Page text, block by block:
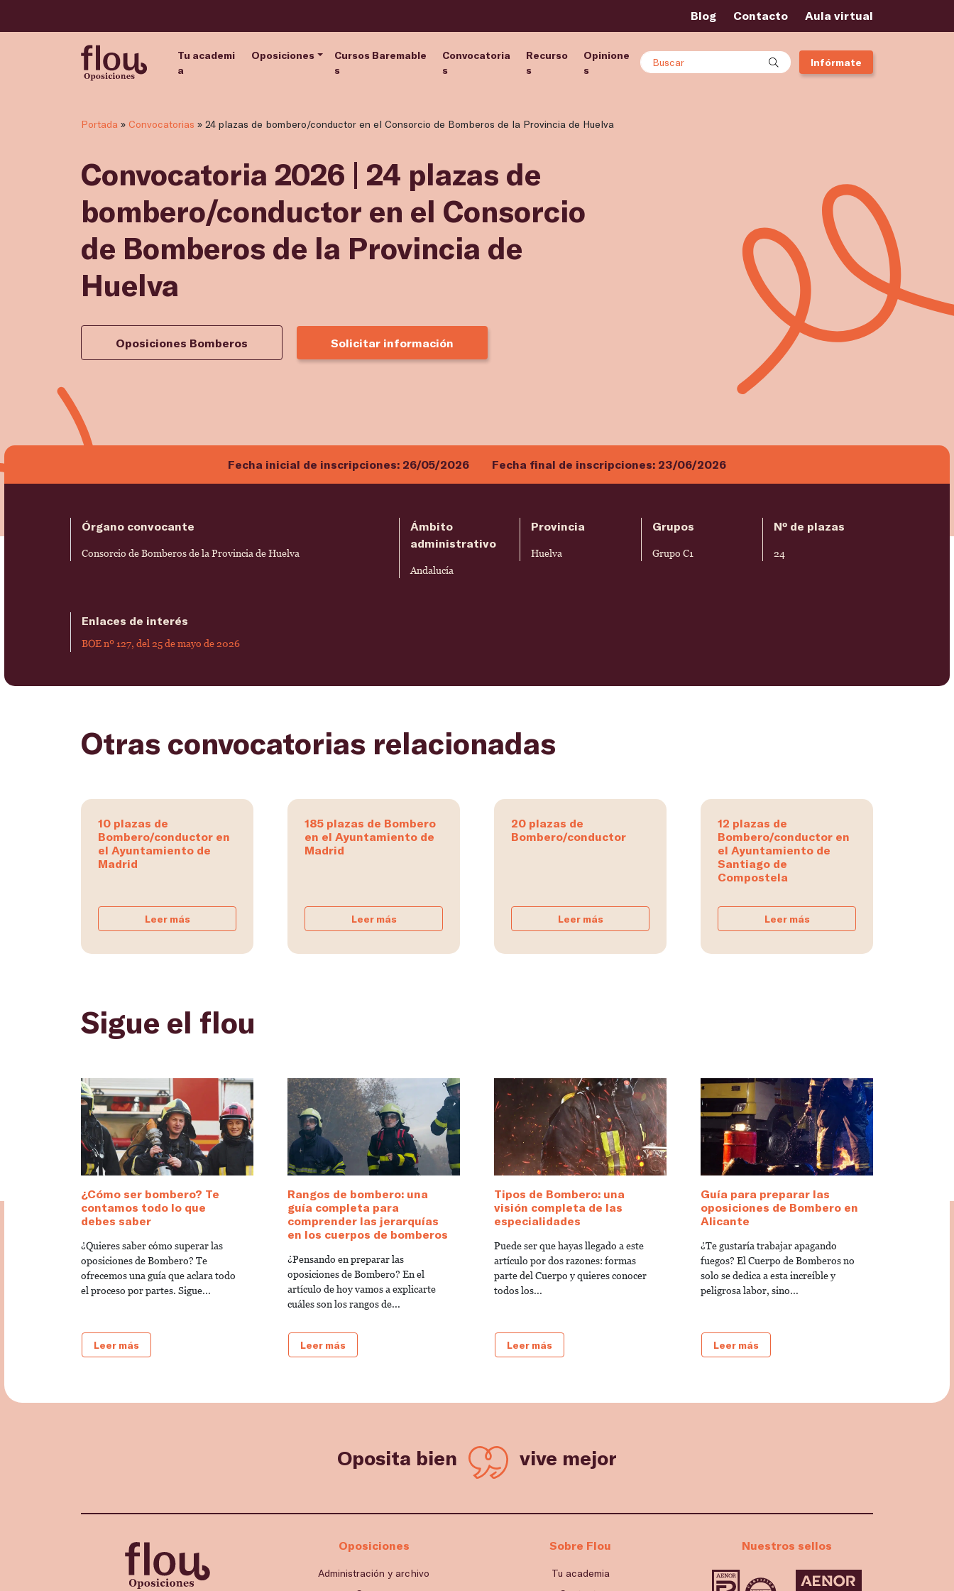
Blog Contacto Aula virtual
Tu academi
a
Oposiciones
Cursos Baremable
s
Convocatoria
s
Recurso
s
Opinione
s
Buscar Infórmate
Portada » Convocatorias » 24 plazas de bombero/conductor en el Consorcio de Bomberos de la Provincia de Huelva
Convocatoria 2026 | 24 plazas de
bombero/conductor en el Consorcio
de Bomberos de la Provincia de
Huelva
Oposiciones Bomberos Solicitar información
Fecha inicial de inscripciones: 26/05/2026 Fecha final de inscripciones: 23/06/2026
Órgano convocante
Consorcio de Bomberos de la Provincia de Huelva
Ámbito
administrativo
Andalucía
Provincia
Huelva
Grupos
Grupo C1
Nº de plazas
24
Enlaces de interés
BOE nº 127, del 25 de mayo de 2026
Otras convocatorias relacionadas
10 plazas de
Bombero/conductor en
el Ayuntamiento de
Madrid
Leer más
185 plazas de Bombero
en el Ayuntamiento de
Madrid
Leer más
20 plazas de
Bombero/conductor
Leer más
12 plazas de
Bombero/conductor en
el Ayuntamiento de
Santiago de
Compostela
Leer más
Sigue el flou
¿Cómo ser bombero? Te
contamos todo lo que
debes saber
¿Quieres saber cómo superar las
oposiciones de Bombero? Te
ofrecemos una guía que aclara todo
el proceso por partes. Sigue...
Leer más
Rangos de bombero: una
guía completa para
comprender las jerarquías
en los cuerpos de bomberos
¿Pensando en preparar las
oposiciones de Bombero? En el
artículo de hoy vamos a explicarte
cuáles son los rangos de...
Leer más
Tipos de Bombero: una
visión completa de las
especialidades
Puede ser que hayas llegado a este
artículo por dos razones: formas
parte del Cuerpo y quieres conocer
todos los...
Leer más
Guía para preparar las
oposiciones de Bombero en
Alicante
¿Te gustaría trabajar apagando
fuegos? El Cuerpo de Bomberos no
solo se dedica a esta increíble y
peligrosa labor, sino...
Leer más
Oposita bien vive mejor
Oposiciones
Administración y archivo
Sobre Flou
Tu academia
Nuestros sellos